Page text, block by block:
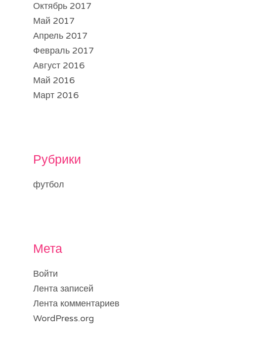
Октябрь 2017
Май 2017
Апрель 2017
Февраль 2017
Август 2016
Май 2016
Март 2016
Рубрики
футбол
Мета
Войти
Лента записей
Лента комментариев
WordPress.org